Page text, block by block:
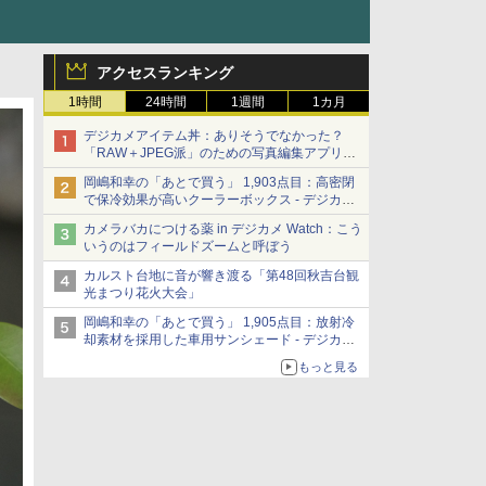
アクセスランキング
1時間 24時間 1週間 1カ月
デジカメアイテム丼：ありそうでなかった？
「RAW＋JPEG派」のための写真編集アプリ
カメラデフォルトのJPEGを大切にする
「Filmator」
岡嶋和幸の「あとで買う」 1,903点目：高密閉
で保冷効果が高いクーラーボックス - デジカメ
Watch
カメラバカにつける薬 in デジカメ Watch：こう
いうのはフィールドズームと呼ぼう
カルスト台地に音が響き渡る「第48回秋吉台観
光まつり花火大会」
岡嶋和幸の「あとで買う」 1,905点目：放射冷
却素材を採用した車用サンシェード - デジカメ
もっと見る